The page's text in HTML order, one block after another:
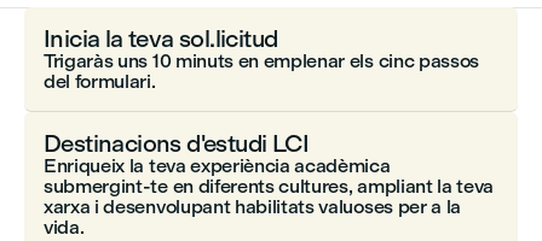
Inicia la teva sol.licitud
Trigaràs uns 10 minuts en emplenar els cinc passos
del formulari.
Destinacions d'estudi LCI
Enriqueix la teva experiència acadèmica
submergint-te en diferents cultures, ampliant la teva
xarxa i desenvolupant habilitats valuoses per a la
vida.